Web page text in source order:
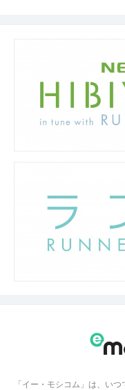
「イー・モシコム」は、い